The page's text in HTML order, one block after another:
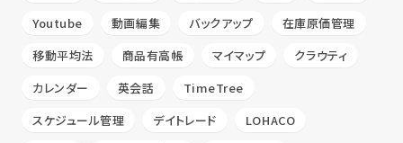
Youtube
動画編集 バックアップ
在庫原価管理
移動平均法
商品有高帳 マイマップ
クラウティ
カレンダー
英会話
TimeTree
スケジュール管理
デイトレード
LOHACO